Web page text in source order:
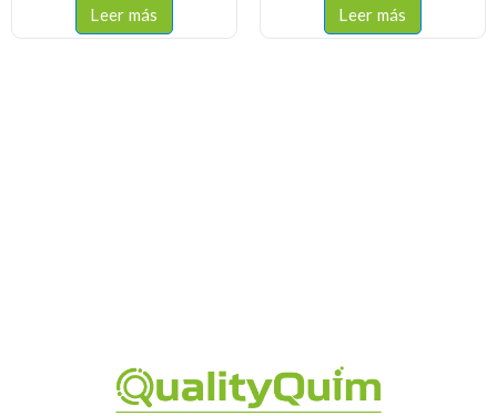
Leer más Leer más